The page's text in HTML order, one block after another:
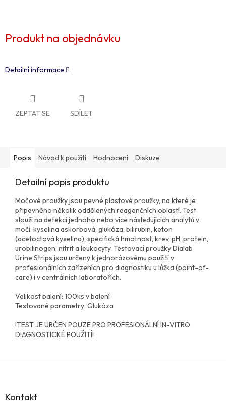
Produkt na objednávku
Detailní informace
ZEPTAT SE SDÍLET
Popis Návod k použití Hodnocení Diskuze
Detailní popis produktu
Močové proužky jsou pevné plastové proužky, na které je
připevněno několik oddělených reagenčních oblastí. Test
slouží na detekci jednoho nebo více následujících analytů v
moči: kyselina askorbová, glukóza, bilirubin, keton
(acetoctová kyselina), specifická hmotnost, krev, pH, protein,
urobilinogen, nitrit a leukocyty. Testovací proužky Dialab
Urine Strips jsou určeny k jednorázovému použití v
profesionálních zařízeních pro diagnostiku u lůžka (point-of-
care) i v centrálních laboratořích.
Velikost balení: 100ks v balení
Testované parametry: Glukóza
!TEST JE URČEN POUZE PRO PROFESIONÁLNÍ IN-VITRO
DIAGNOSTICKÉ POUŽITÍ!
Z
Kontakt